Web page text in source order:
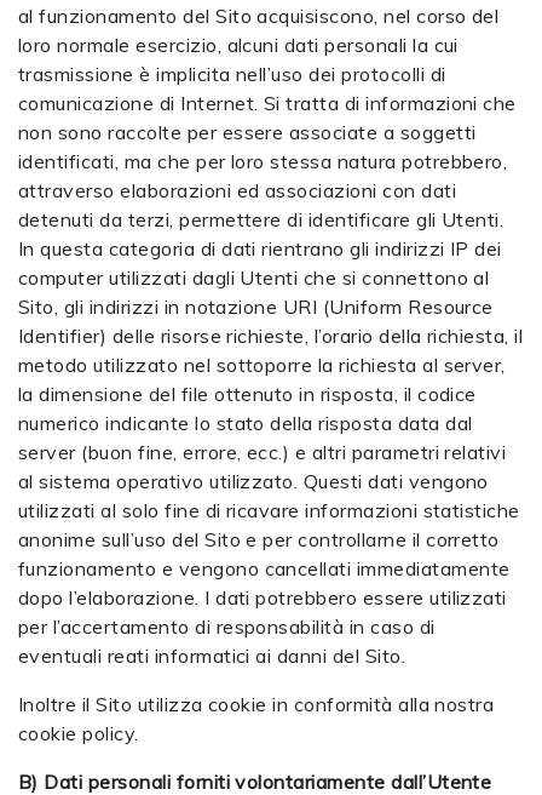
al funzionamento del Sito acquisiscono, nel corso del
loro normale esercizio, alcuni dati personali la cui
trasmissione è implicita nell’uso dei protocolli di
comunicazione di Internet. Si tratta di informazioni che
non sono raccolte per essere associate a soggetti
identificati, ma che per loro stessa natura potrebbero,
attraverso elaborazioni ed associazioni con dati
detenuti da terzi, permettere di identificare gli Utenti.
In questa categoria di dati rientrano gli indirizzi IP dei
computer utilizzati dagli Utenti che si connettono al
Sito, gli indirizzi in notazione URI (Uniform Resource
Identifier) delle risorse richieste, l’orario della richiesta, il
metodo utilizzato nel sottoporre la richiesta al server,
la dimensione del file ottenuto in risposta, il codice
numerico indicante lo stato della risposta data dal
server (buon fine, errore, ecc.) e altri parametri relativi
al sistema operativo utilizzato. Questi dati vengono
utilizzati al solo fine di ricavare informazioni statistiche
anonime sull’uso del Sito e per controllarne il corretto
funzionamento e vengono cancellati immediatamente
dopo l’elaborazione. I dati potrebbero essere utilizzati
per l’accertamento di responsabilità in caso di
eventuali reati informatici ai danni del Sito.
Inoltre il Sito utilizza cookie in conformità alla nostra
cookie policy.
B) Dati personali forniti volontariamente dall’Utente